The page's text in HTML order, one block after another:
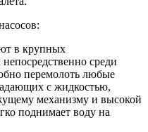
в крупных
среди
перемолоть любые
с жидкостью,
механизму и высокой
поднимает воду на